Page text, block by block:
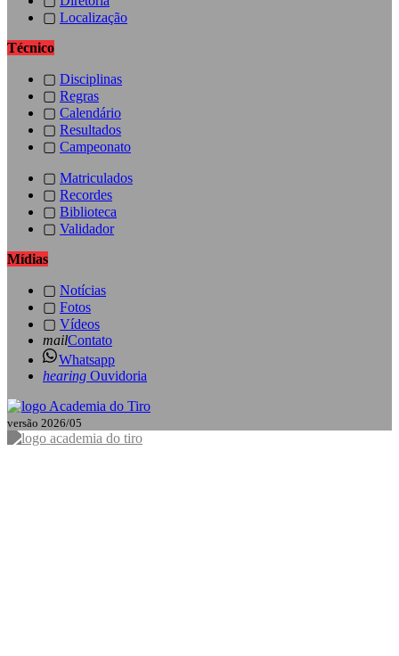
▢ Localização
Técnico
▢ Disciplinas
▢ Regras
▢ Calendário
▢ Resultados
▢ Campeonato
▢ Matriculados
▢ Recordes
▢ Biblioteca
▢ Validador
Mídias
▢ Notícias
▢ Fotos
▢ Vídeos
mailContato
Whatsapp
hearing Ouvidoria
versão 2026/05